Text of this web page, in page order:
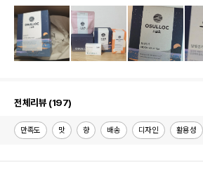
전체리뷰 (197)
만족도 맛 향 배송 디자인 활용성